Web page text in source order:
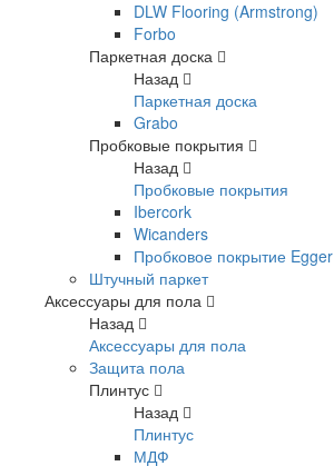
DLW Flooring (Armstrong)
Forbo
Паркетная доска
Назад
Паркетная доска
Grabo
Пробковые покрытия
Назад
Пробковые покрытия
Ibercork
Wicanders
Пробковое покрытие Egger
Штучный паркет
Аксессуары для пола
Назад
Аксессуары для пола
Защита пола
Плинтус
Назад
Плинтус
МДФ